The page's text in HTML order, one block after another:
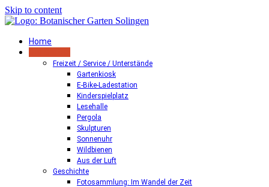
Skip to content
Home
Freizeit / Service / Unterstände
Gartenkiosk
E-Bike-Ladestation
Kinderspielplatz
Lesehalle
Pergola
Skulpturen
Sonnenuhr
Wildbienen
Aus der Luft
Geschichte
Fotosammlung: Im Wandel der Zeit